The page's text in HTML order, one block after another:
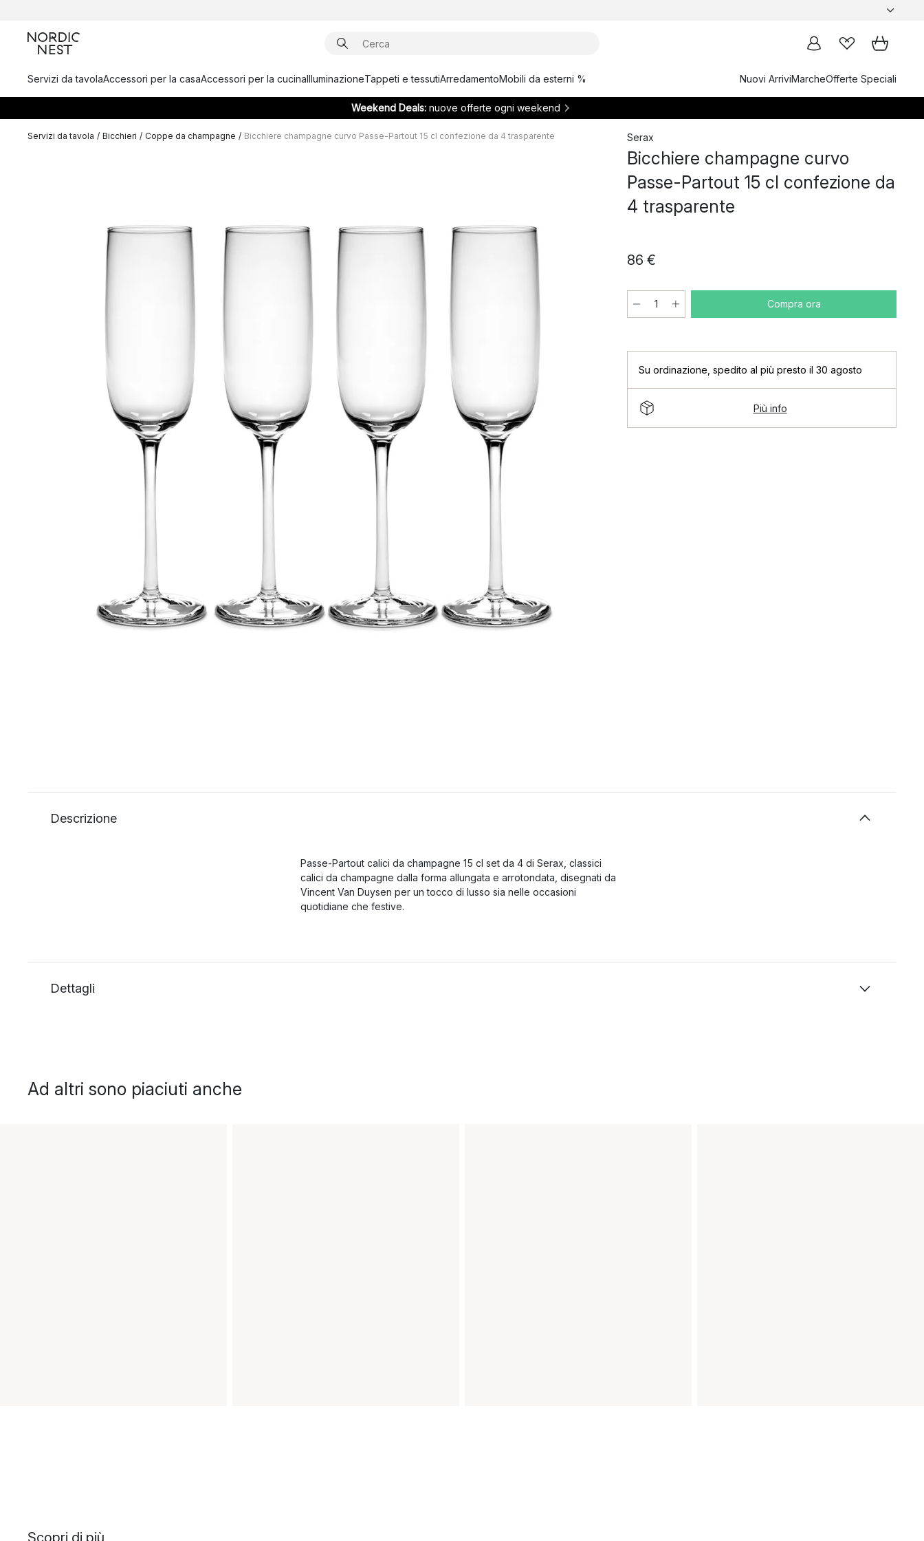
Servizi da tavolaAccessori per la casaAccessori per la cucinaIlluminazioneTappeti e tessutiArredamentoMobili da esterni % Nuovi ArriviMarcheOfferte Speciali
Weekend Deals: nuove offerte ogni weekend
Servizi da tavola / Bicchieri / Coppe da champagne / Bicchiere champagne curvo Passe-Partout 15 cl confezione da 4 trasparente Serax
Bicchiere champagne curvo
Passe-Partout 15 cl confezione da
4 trasparente
86 €
Compra ora
Su ordinazione spedito al più presto il 30 agosto
Più info
Descrizione
Passe-Partout calici da champagne 15 cl set da 4 di Serax, classici
calici da champagne dalla forma allungata e arrotondata, disegnati da
Vincent Van Duysen per un tocco di lusso sia nelle occasioni
quotidiane che festive.
Dettagli
Ad altri sono piaciuti anche
Scopri di più